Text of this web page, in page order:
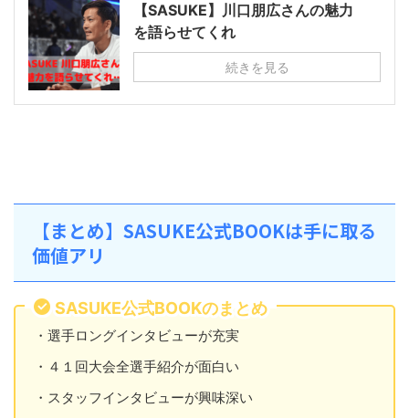
【SASUKE】川口朋広さんの魅力
を語らせてくれ
続きを見る
【まとめ】SASUKE公式BOOKは手に取る
価値アリ
SASUKE公式BOOKのまとめ
・選手ロングインタビューが充実
・４１回大会全選手紹介が面白い
・スタッフインタビューが興味深い